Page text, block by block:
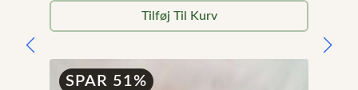
oprindelige
pris
5.899,00 kr..
aktuelle
pris
4.719,20 kr..
Tilføj Til Kurv
SPAR 51%